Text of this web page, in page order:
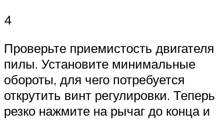
4
Проверьте приемистость двигателя
пилы. Установите минимальные
обороты, для чего потребуется
открутить винт регулировки. Теперь
резко нажмите на рычаг до конца и